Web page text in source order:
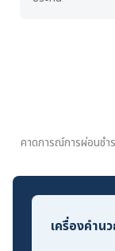
คาดการณ์การผ่อนชำ
เครื่องคำน